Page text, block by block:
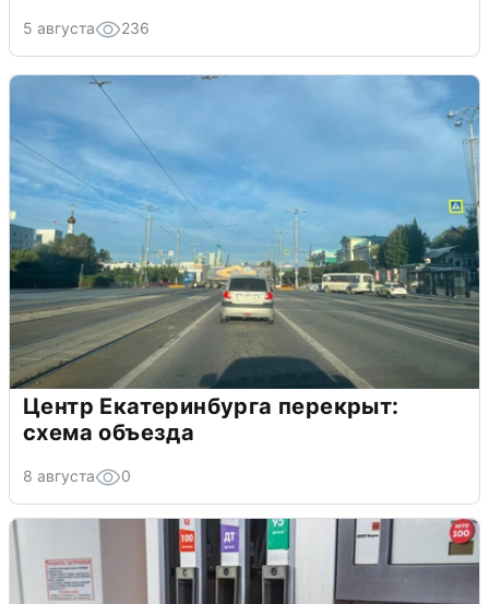
5 августа 236
Центр Екатеринбурга перекрыт:
схема объезда
8 августа 0